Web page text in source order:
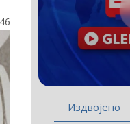
Издвојено